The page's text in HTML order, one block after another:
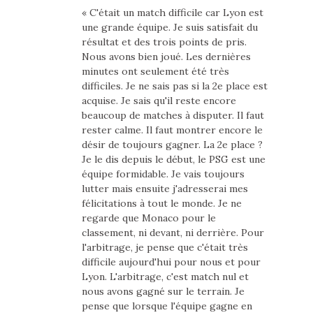
« C'était un match difficile car Lyon est
une grande équipe. Je suis satisfait du
résultat et des trois points de pris.
Nous avons bien joué. Les dernières
minutes ont seulement été très
difficiles. Je ne sais pas si la 2e place est
acquise. Je sais qu'il reste encore
beaucoup de matches à disputer. Il faut
rester calme. Il faut montrer encore le
désir de toujours gagner. La 2e place ?
Je le dis depuis le début, le PSG est une
équipe formidable. Je vais toujours
lutter mais ensuite j'adresserai mes
félicitations à tout le monde. Je ne
regarde que Monaco pour le
classement, ni devant, ni derrière. Pour
l'arbitrage, je pense que c'était très
difficile aujourd'hui pour nous et pour
Lyon. L'arbitrage, c'est match nul et
nous avons gagné sur le terrain. Je
pense que lorsque l'équipe gagne en